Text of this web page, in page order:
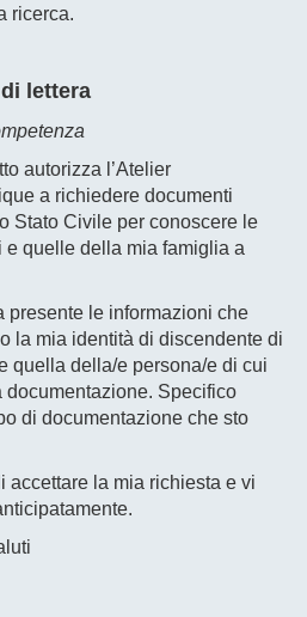
ricerca.
lettera
autorizza l’Atelier
a richiedere documenti
Stato Civile per conoscere le
e quelle della mia famiglia a
presente le informazioni che
la mia identità di discendente di
quella della/e persona/e di cui
documentazione. Specifico
di documentazione che sto
accettare la mia richiesta e vi